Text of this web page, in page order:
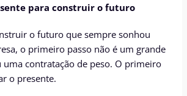
para construir o futuro
o futuro que sempre sonhou
o primeiro passo não é um grande
contratação de peso. O primeiro
o presente.